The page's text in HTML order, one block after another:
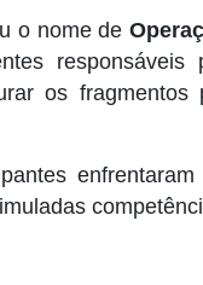
o nome de
os